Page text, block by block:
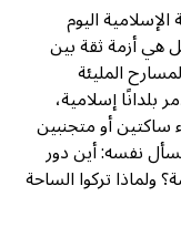
اليوم
هي أزمة ثقة بين
المليئة
إسلامية،
ساكتين أو متجنبين
نفسه: أين دور
ولماذا تركوا الساحة